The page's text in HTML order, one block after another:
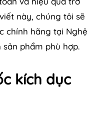
này, chúng tôi sẽ
chính hãng tại Nghệ
phẩm phù hợp.
kích dục